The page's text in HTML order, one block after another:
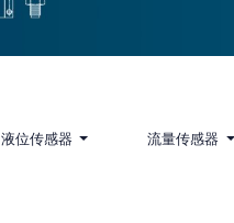
液位传感器 流量传感器